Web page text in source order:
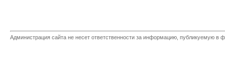
Администрация сайта не несет ответственности за информацию, публикуемую